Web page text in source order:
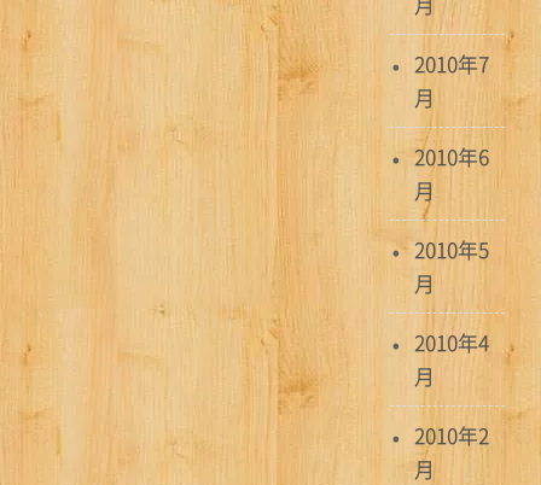
2010年7
月
2010年6
月
2010年5
月
2010年4
月
2010年2
月